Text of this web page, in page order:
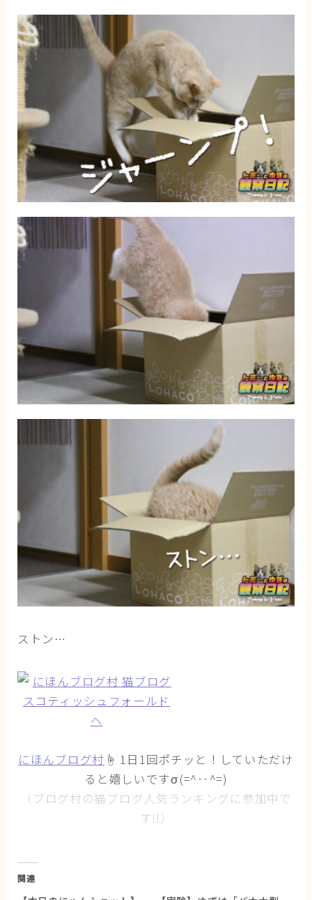
トミーとゆずの観察日記
ゆず日和
プロフィール
ストン…
にほんブログ村 ☝ 1日1回ポチッと！していただけ
ると嬉しいですσ(=^‥^=)
（ブログ村の猫ブログ人気ランキングに参加中で
す!!）
関連